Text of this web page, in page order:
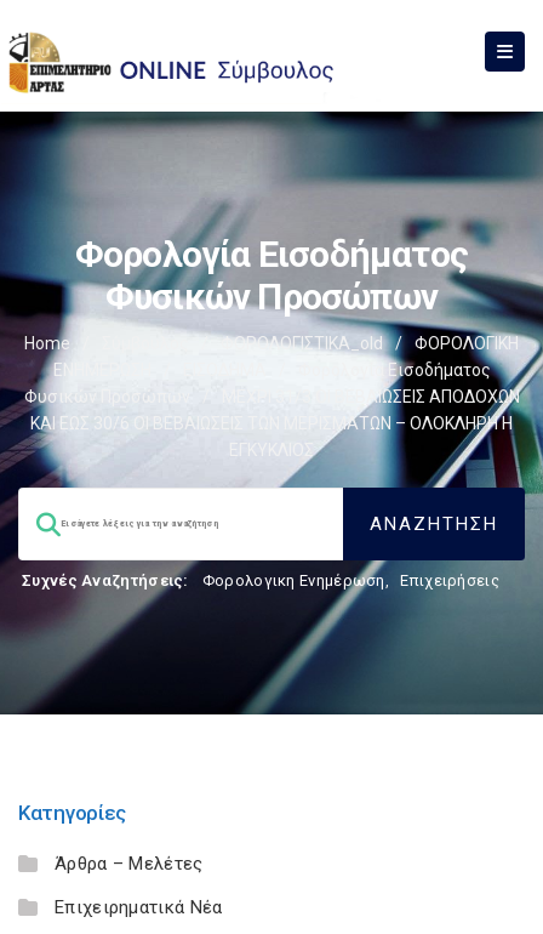
Φορολογία Εισοδήματος
Φυσικών Προσώπων
Home ΦΟΡΟΛΟΓΙΣΤΙΚΑ_old /
ΦΟΡΟΛΟΓΙΚΗ
ΕΝΗΜΕΡΩΣΗ
Φορολογία Εισοδήματος
Φυσικών Προσώπων
ΜΕΧΡΙ 31/3 ΟΙ ΒΕΒΑΙΩΣΕΙΣ ΑΠΟΔΟΧΩΝ
ΚΑΙ ΕΩΣ 30/6 ΟΙ ΒΕΒΑΙΩΣΕΙΣ ΤΩΝ ΜΕΡΙΣΜΑΤΩΝ – ΟΛΟΚΛΗΡΗ Η
ΕΓΚΥΚΛΙΟΣ
Συχνές Αναζητήσεις: Φορολογικη Ενημέρωση, Επιχειρήσεις
Κατηγορίες
Άρθρα – Μελέτες
Επιχειρηματικά Νέα